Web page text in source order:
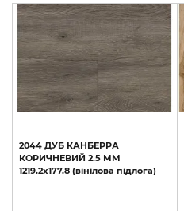
2044 ДУБ КАНБЕРРА
КОРИЧНЕВИЙ 2.5 ММ
1219.2х177.8 (вінілова підлога)